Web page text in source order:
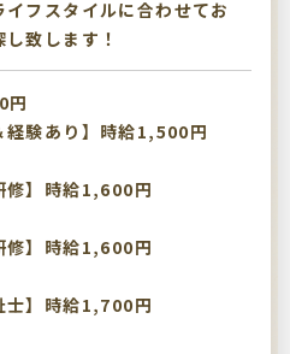
イフスタイルに合わせてお
致します！
円
経験あり】時給1,500円
修】時給1,600円
修】時給1,600円
士】時給1,700円